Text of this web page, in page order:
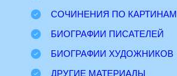
СОЧИНЕНИЯ ПО КАРТИНАМ
БИОГРАФИИ ПИСАТЕЛЕЙ
БИОГРАФИИ ХУДОЖНИКОВ
ДРУГИЕ МАТЕРИАЛЫ